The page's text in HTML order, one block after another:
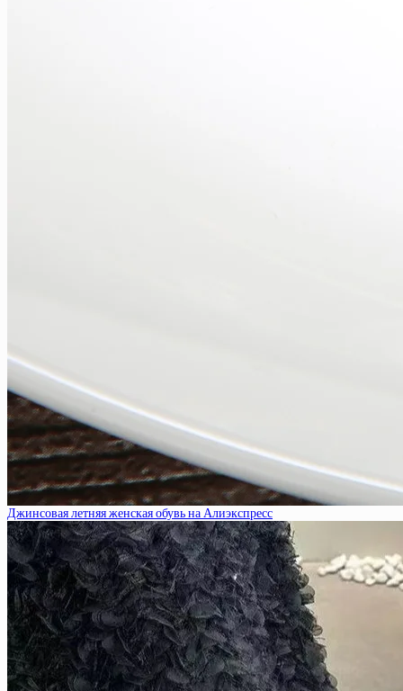
Джинсовая летняя женская обувь на Алиэкспресс